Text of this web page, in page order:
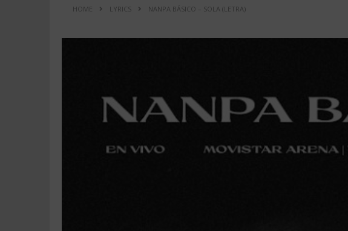
HOME LYRICS NANPA BÁSICO – SOLA (LETRA)